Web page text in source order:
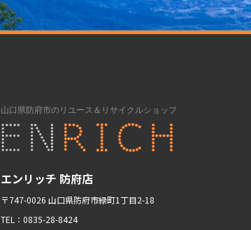
エンリッチ 防府店
〒747-0026 山口県防府市緑町1丁目2-18
TEL：0835-28-8424